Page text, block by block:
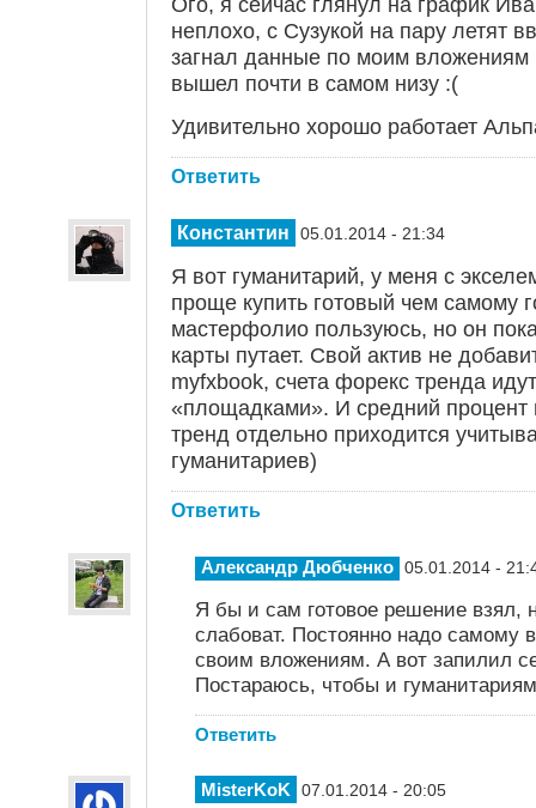
неплохо, с Сузукой на пару летят
загнал данные по моим вложениям
вышел почти в самом низу :(
Удивительно хорошо работает
Ответить
Константин 05.01.2014 - 21:34
Я вот гуманитарий, у меня с
проще купить готовый чем самому
мастерфолио пользуюсь, но он
карты путает. Свой актив не
myfxbook, счета форекс тренда
«площадками». И средний процент
тренд отдельно приходится
гуманитариев)
Ответить
Александр Дюбченко 05.01.2014 -
Я бы и сам готовое решение взял,
слабоват. Постоянно надо самому
своим вложениям. А вот запилил
Постараюсь, чтобы и
Ответить
MisterKoK 07.01.2014 - 20:05